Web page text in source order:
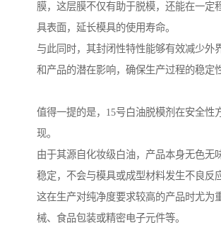
膜，这层膜不仅有助于脱模，还能在一定
具表面，延长模具的使用寿命。
与此同时，其封闭性特性能够有效减少外
和产品的潜在影响，确保生产过程的稳定
值得一提的是，15号白油脱模剂在安全性
现。
由于其源自化妆级白油，产品本身无色无
稳定，不会与模具或成型材料发生不良反应
这在生产对纯净度要求较高的产品时尤为
械、食品包装或精密电子元件等。